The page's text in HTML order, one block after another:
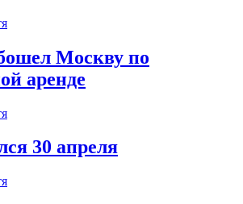
Москву по
аренде
30 апреля